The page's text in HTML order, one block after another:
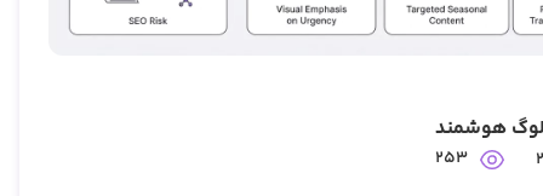
هوشمند
253